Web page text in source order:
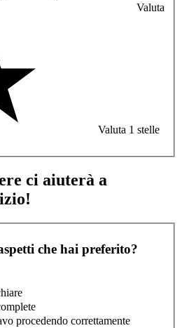
Valuta
Valuta 1 stelle
ci aiuterà a
che hai preferito?
procedendo correttamente